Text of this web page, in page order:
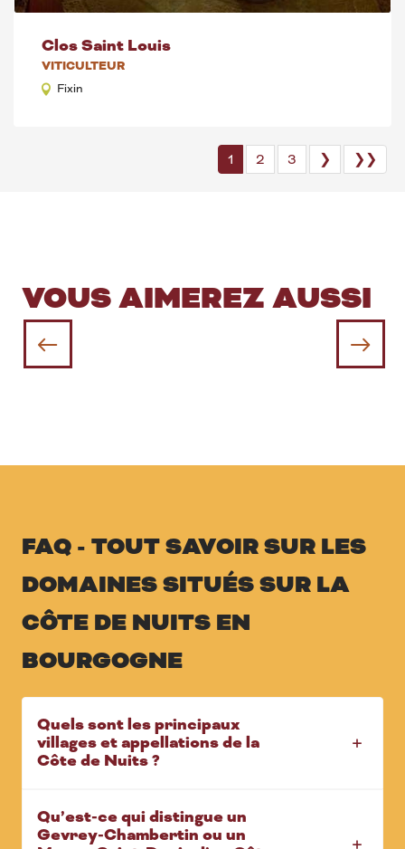
Clos Saint Louis
VITICULTEUR
Fixin
1 2 3 ❯ ❯❯
VOUS AIMEREZ AUSSI
FAQ - TOUT SAVOIR SUR LES
DOMAINES SITUÉS SUR LA
CÔTE DE NUITS EN
BOURGOGNE
Quels sont les principaux
villages et appellations de la
Côte de Nuits ?
Qu’est-ce qui distingue un
Gevrey-Chambertin ou un